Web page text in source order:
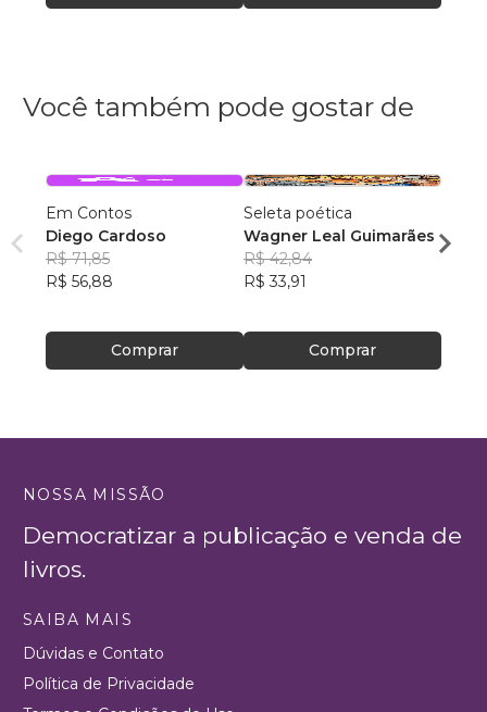
Você também pode gostar de
Em Contos
Diego Cardoso
R$ 71,85
R$ 56,88
Comprar
Seleta poética
Wagner Leal Guimarães
R$ 42,84
R$ 33,91
Comprar
ainda
Carla
NOSSA MISSÃO
Democratizar a publicação e venda de
livros.
SAIBA MAIS
Dúvidas e Contato
Política de Privacidade